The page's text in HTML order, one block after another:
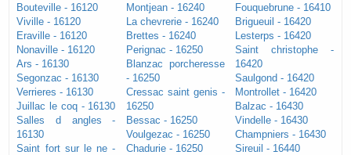
Bouteville - 16120
Viville - 16120
Eraville - 16120
Nonaville - 16120
Ars - 16130
Segonzac - 16130
Verrieres - 16130
Juillac le coq - 16130
Salles d angles -
16130
Saint fort sur le ne -
Montjean - 16240
La chevrerie - 16240
Brettes - 16240
Perignac - 16250
Blanzac porcheresse
- 16250
Cressac saint genis -
16250
Bessac - 16250
Voulgezac - 16250
Chadurie - 16250
Fouquebrune - 16410
Brigueuil - 16420
Lesterps - 16420
Saint christophe -
16420
Saulgond - 16420
Montrollet - 16420
Balzac - 16430
Vindelle - 16430
Champniers - 16430
Sireuil - 16440